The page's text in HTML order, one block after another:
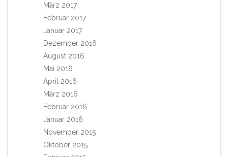
März 2017
Februar 2017
Januar 2017
Dezember 2016
August 2016
Mai 2016
April 2016
März 2016
Februar 2016
Januar 2016
November 2015
Oktober 2015